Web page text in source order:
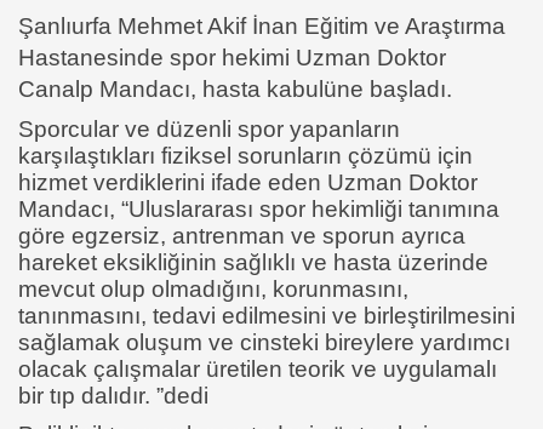
Şanlıurfa Mehmet Akif İnan Eğitim ve Araştırma
Hastanesinde spor hekimi Uzman Doktor
Canalp Mandacı, hasta kabulüne başladı.
Sporcular ve düzenli spor yapanların
karşılaştıkları fiziksel sorunların çözümü için
hizmet verdiklerini ifade eden Uzman Doktor
Mandacı, “Uluslararası spor hekimliği tanımına
göre egzersiz, antrenman ve sporun ayrıca
hareket eksikliğinin sağlıklı ve hasta üzerinde
mevcut olup olmadığını, korunmasını,
tanınmasını, tedavi edilmesini ve birleştirilmesini
sağlamak oluşum ve cinsteki bireylere yardımcı
olacak çalışmalar üretilen teorik ve uygulamalı
bir tıp dalıdır. ”dedi